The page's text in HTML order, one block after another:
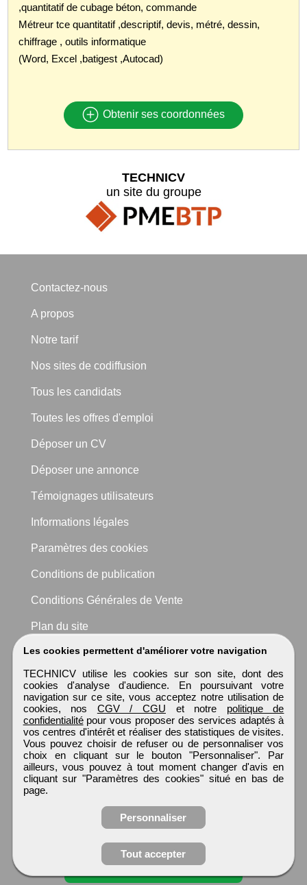
Obtenir ses
coordonnées
,quantitatif de cubage béton, commande
Métreur tce quantitatif ,descriptif, devis, métré, dessin,
chiffrage , outils informatique
(Word, Excel ,batigest ,Autocad)
Obtenir ses coordonnées
Les cookies permettent d'améliorer votre navigation
TECHNICV utilise les cookies sur son site, dont des
cookies d'analyse d'audience. En poursuivant votre
navigation sur ce site, vous acceptez notre utilisation de
cookies, nos CGV / CGU et notre politique de
confidentialitépour vous proposer des services adaptés à
vos centres d'intérêt et réaliser des statistiques de visites.
Vous pouvez choisir de refuser ou de personnaliser vos
choix en cliquant sur le bouton "Personnaliser". Par
ailleurs, vous pouvez à tout moment changer d'avis en
cliquant sur "Paramètres des cookies" situé en bas de
page.
Personnaliser
Tout accepter
TECHNICV
un site du groupe
Contactez-nous
A propos
Notre tarif
Nos sites de codiffusion
Tous les candidats
Toutes les offres d'emploi
Déposer un CV
Déposer une annonce
Témoignages utilisateurs
Informations légales
Paramètres des cookies
Conditions de publication
Conditions Générales de Vente
Plan du site
TECHNICV
Tous droits réservés © 1999 - 2026